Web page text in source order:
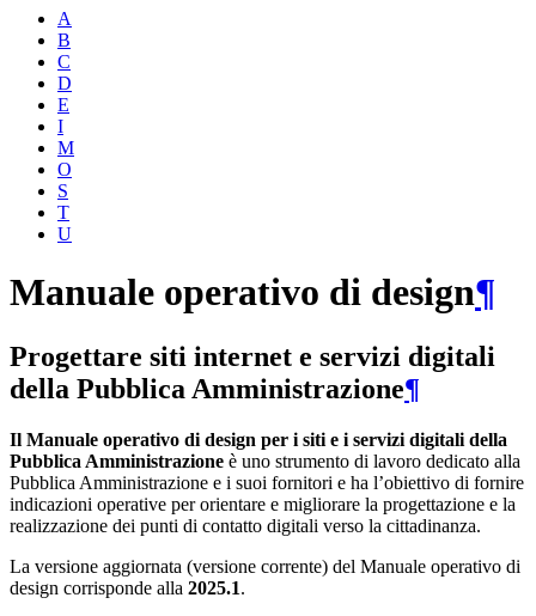
A
B
C
D
E
I
M
O
S
T
U
Manuale operativo di design¶
Progettare siti internet e servizi digitali
della Pubblica Amministrazione¶
Il Manuale operativo di design per i siti e i servizi digitali della
Pubblica Amministrazione è uno strumento di lavoro dedicato alla
Pubblica Amministrazione e i suoi fornitori e ha l’obiettivo di fornire
indicazioni operative per orientare e migliorare la progettazione e la
realizzazione dei punti di contatto digitali verso la cittadinanza.
La versione aggiornata (versione corrente) del Manuale operativo di
design corrisponde alla 2025.1.